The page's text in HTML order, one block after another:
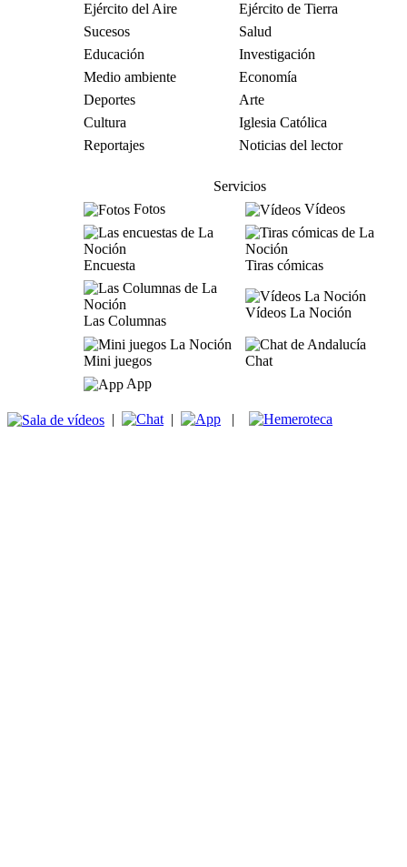
Ejército del Aire
Ejército de Tierra
Sucesos
Salud
Educación
Investigación
Medio ambiente
Economía
Deportes
Arte
Cultura
Iglesia Católica
Reportajes
Noticias del lector
Servicios
Fotos
Vídeos
Encuesta Tiras cómicas
Las Columnas
Vídeos La Noción
Mini juegos
Chat
App
| | |